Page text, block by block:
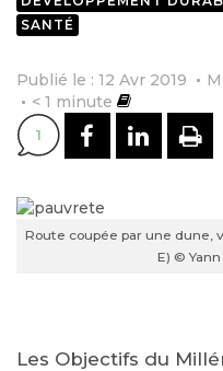
SANTÉ
Publié le : 12 Avr 2019
< 1 minute
1
Route coupée par une dune,
E) ©
Les Objectifs du